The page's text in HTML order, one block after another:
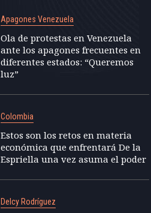
Apagones Venezuela
Ola de protestas en Venezuela
ante los apagones frecuentes en
diferentes estados: “Queremos
luz”
Colombia
Estos son los retos en materia
económica que enfrentará De la
Espriella una vez asuma el poder
Delcy Rodríguez